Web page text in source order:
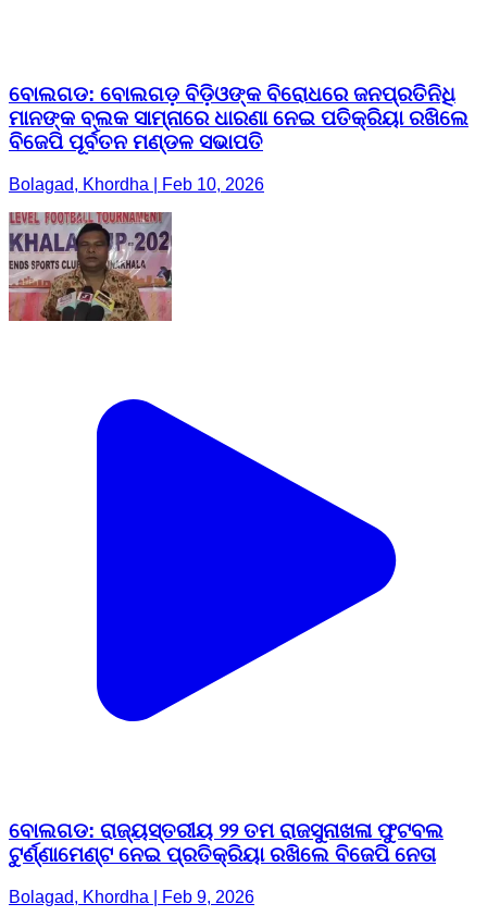
ବୋଲଗଡ: ବୋଲଗଡ଼ ବିଡ଼ିଓଙ୍କ ବିରୋଧରେ ଜନପ୍ରତିନିଧି
ମାନଙ୍କ ବ୍ଲକ ସାମ୍ନାରେ ଧାରଣା ନେଇ ପତିକ୍ରିୟା ରଖିଲେ
ବିଜେପି ପୂର୍ବତନ ମଣ୍ଡଳ ସଭାପତି
Bolagad, Khordha | Feb 10, 2026
ବୋଲଗଡ: ରାଜ୍ୟସ୍ତରୀୟ ୨୨ ତମ ରାଜସୁନାଖଳା ଫୁଟବଲ
ଟୁର୍ଣ୍ଣାମେଣ୍ଟ ନେଇ ପ୍ରତିକ୍ରିୟା ରଖିଲେ ବିଜେପି ନେତା
Bolagad, Khordha | Feb 9, 2026